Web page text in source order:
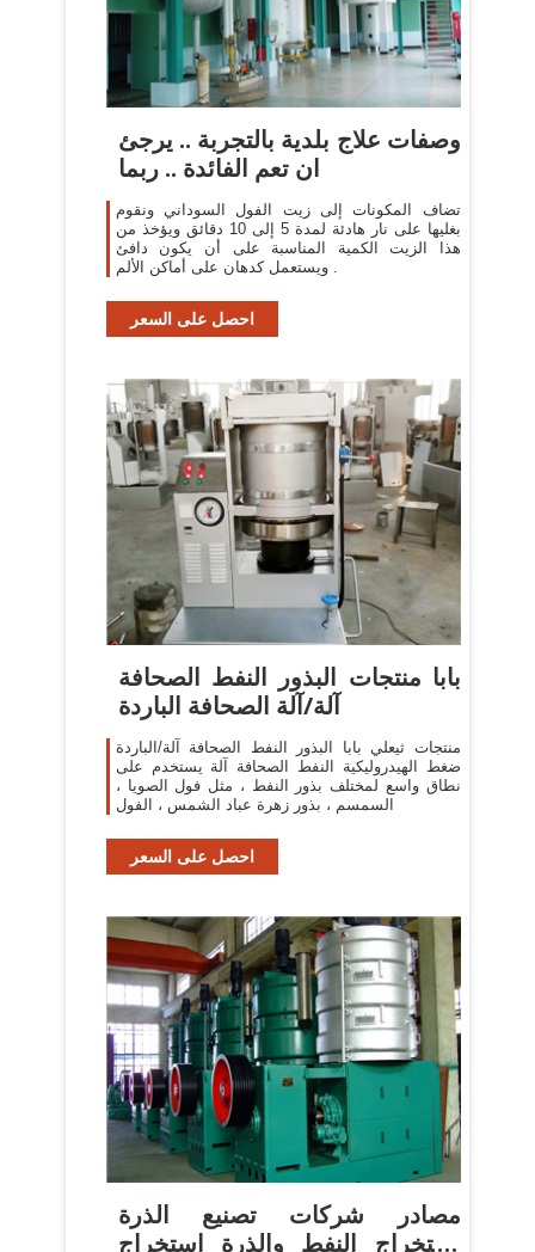
وصفات علاج بلدية بالتجربة .. يرجئ
ان تعم الفائدة .. ربما
تضاف المكونات إلى زيت الفول السوداني ونقوم
بغليها على نار هادئة لمدة 5 إلى 10 دقائق ويؤخذ من
هذا الزيت الكمية المناسبة على أن يكون دافئ
ويستعمل كدهان على أماكن الألم .
احصل على السعر
بابا منتجات البذور النفط الصحافة
آلة/آلة الصحافة الباردة
منتجات ثيعلي بابا البذور النفط الصحافة آلة/الباردة
ضغط الهيدروليكية النفط الصحافة آلة يستخدم على
نطاق واسع لمختلف بذور النفط ، مثل فول الصويا ،
السمسم ، بذور زهرة عباد الشمس ، الفول
احصل على السعر
مصادر شركات تصنيع الذرة
استخراج النفط والذرة استخراج